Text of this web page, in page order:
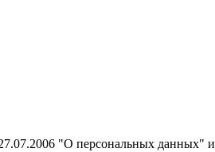
"О персональных данных" и